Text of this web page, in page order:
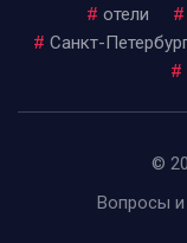
# отели #
# Санкт-
#
©
Вопросы